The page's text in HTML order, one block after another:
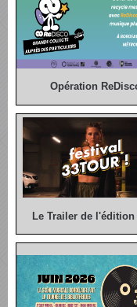
Opération
Le Trailer de l'édition